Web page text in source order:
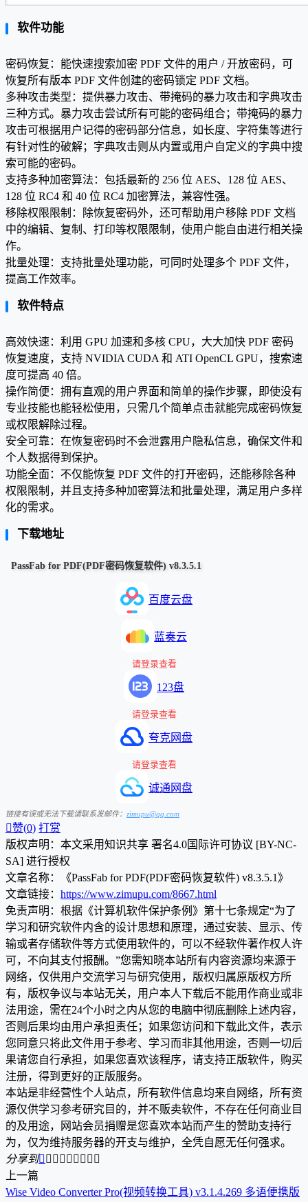
软件功能
密码恢复：能快速搜索加密 PDF 文件的用户 / 开放密码，可
恢复所有版本 PDF 文件创建的密码锁定 PDF 文档。
多种攻击类型：提供暴力攻击、带掩码的暴力攻击和字典攻击
三种方式。暴力攻击尝试所有可能的密码组合；带掩码的暴力
攻击可根据用户记得的密码部分信息，如长度、字符集等进行
有针对性的破解；字典攻击则从内置或用户自定义的字典中搜
索可能的密码。
支持多种加密算法：包括最新的 256 位 AES、128 位 AES、
128 位 RC4 和 40 位 RC4 加密算法，兼容性强。
移除权限限制：除恢复密码外，还可帮助用户移除 PDF 文档
中的编辑、复制、打印等权限限制，使用户能自由进行相关操
作。
批量处理：支持批量处理功能，可同时处理多个 PDF 文件，
提高工作效率。
软件特点
高效快速：利用 GPU 加速和多核 CPU，大大加快 PDF 密码
恢复速度，支持 NVIDIA CUDA 和 ATI OpenCL GPU，搜索速
度可提高 40 倍。
操作简便：拥有直观的用户界面和简单的操作步骤，即使没有
专业技能也能轻松使用，只需几个简单点击就能完成密码恢复
或权限解除过程。
安全可靠：在恢复密码时不会泄露用户隐私信息，确保文件和
个人数据得到保护。
功能全面：不仅能恢复 PDF 文件的打开密码，还能移除各种
权限限制，并且支持多种加密算法和批量处理，满足用户多样
化的需求。
下载地址
PassFab for PDF(PDF密码恢复软件) v8.3.5.1
百度云盘
蓝奏云
请登录查看
123盘
请登录查看
夸克网盘
请登录查看
诚通网盘
链接有误或无法下载请联系发邮件： zimupu@qq.com
赞(0) 打赏
版权声明：本文采用知识共享 署名4.0国际许可协议 [BY-NC-
SA] 进行授权
文章名称：《PassFab for PDF(PDF密码恢复软件) v8.3.5.1》
文章链接： https://www.zimupu.com/8667.html
免责声明：根据《计算机软件保护条例》第十七条规定“为了
学习和研究软件内含的设计思想和原理，通过安装、显示、传
输或者存储软件等方式使用软件的，可以不经软件著作权人许
可，不向其支付报酬。”您需知晓本站所有内容资源均来源于
网络，仅供用户交流学习与研究使用，版权归属原版权方所
有，版权争议与本站无关，用户本人下载后不能用作商业或非
法用途，需在24个小时之内从您的电脑中彻底删除上述内容，
否则后果均由用户承担责任；如果您访问和下载此文件，表示
您同意只将此文件用于参考、学习而非其他用途，否则一切后
果请您自行承担，如果您喜欢该程序，请支持正版软件，购买
注册，得到更好的正版服务。
本站是非经营性个人站点，所有软件信息均来自网络，所有资
源仅供学习参考研究目的，并不贩卖软件，不存在任何商业目
的及用途，网站会员捐赠是您喜欢本站而产生的赞助支持行
为，仅为维持服务器的开支与维护，全凭自愿无任何强求。
分享到        
上一篇
Wise Video Converter Pro(视频转换工具) v3.1.4.269 多语便携版